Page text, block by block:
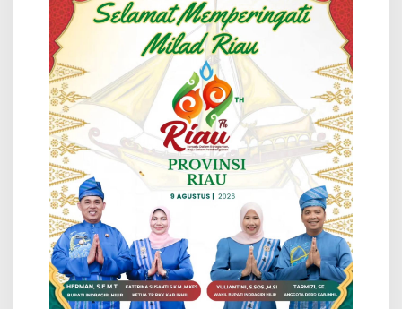
-
P
r
a
b
o
w
o
S
e
p
a
k
U
s
u
n